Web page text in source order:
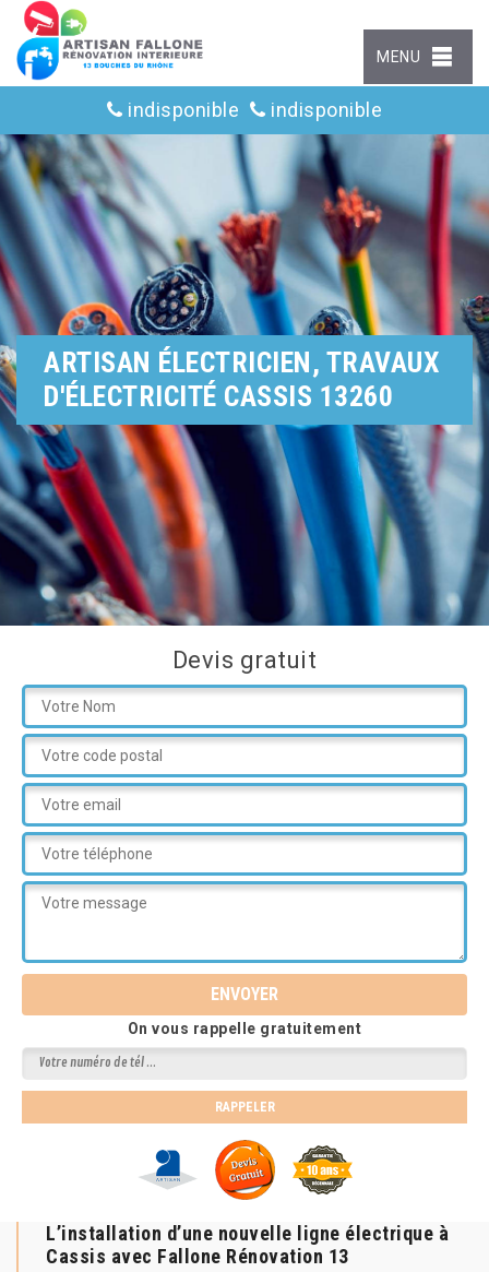
MENU
indisponible indisponible
ARTISAN ÉLECTRICIEN, TRAVAUX
D'ÉLECTRICITÉ CASSIS 13260
Devis gratuit
On vous rappelle gratuitement
L’installation d’une nouvelle ligne électrique à
Cassis avec Fallone Rénovation 13